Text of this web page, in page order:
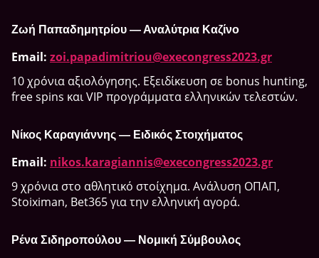
Ζωή Παπαδημητρίου — Αναλύτρια Καζίνο
Email: zoi.papadimitriou@execongress2023.gr
10 χρόνια αξιολόγησης. Εξειδίκευση σε bonus hunting,
free spins και VIP προγράμματα ελληνικών τελεστών.
Νίκος Καραγιάννης — Ειδικός Στοιχήματος
Email: nikos.karagiannis@execongress2023.gr
9 χρόνια στο αθλητικό στοίχημα. Ανάλυση ΟΠΑΠ,
Stoiximan, Bet365 για την ελληνική αγορά.
Ρένα Σιδηροπούλου — Νομική Σύμβουλος